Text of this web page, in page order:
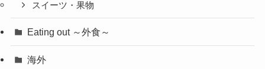
スイーツ・果物
Eating out ～外食～
海外